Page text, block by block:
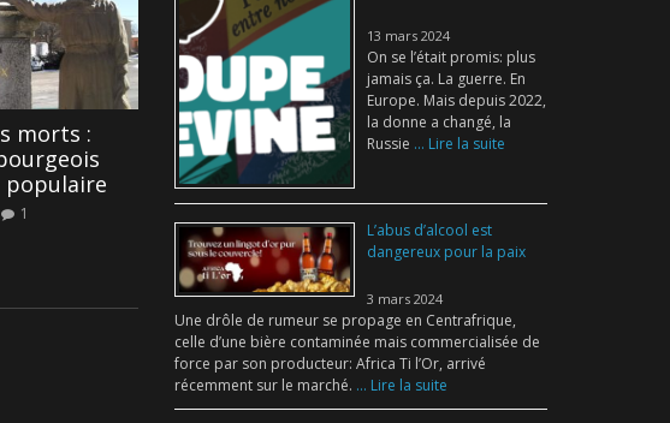
morts :
populaire
1
13 mars 2024
On se l’était promis: plus
jamais ça. La guerre. En
Europe. Mais depuis 2022,
la donne a changé, la
Russie ... Lire la suite
L’abus d’alcool est
dangereux pour la paix
3 mars 2024
Une drôle de rumeur se propage en Centrafrique,
celle d’une bière contaminée mais commercialisée de
force par son producteur: Africa Ti l’Or, arrivé
récemment sur le marché. ... Lire la suite